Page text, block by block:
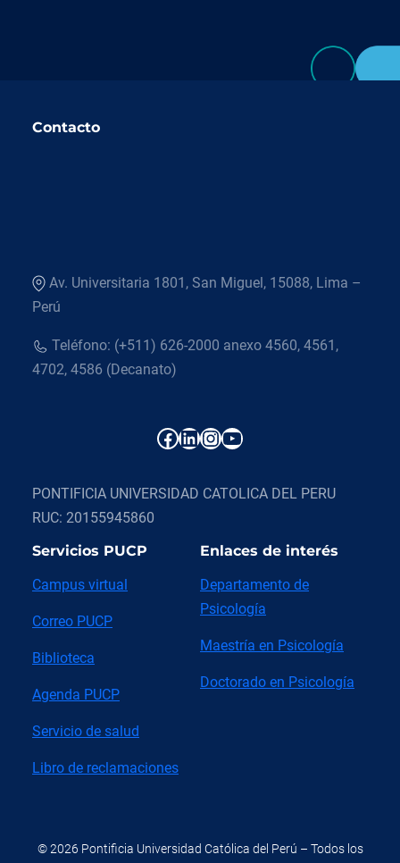
Contacto
Av. Universitaria 1801, San Miguel, 15088, Lima –
Perú
Teléfono: (+511) 626-2000 anexo 4560, 4561,
4702, 4586 (Decanato)
Facebook LinkedIn InstagramYouTube
PONTIFICIA UNIVERSIDAD CATOLICA DEL PERU
RUC: 20155945860
Servicios PUCP
Campus virtual
Correo PUCP
Biblioteca
Agenda PUCP
Servicio de salud
Libro de reclamaciones
Enlaces de interés
Departamento de
Psicología
Maestría en Psicología
Doctorado en Psicología
© 2026 Pontificia Universidad Católica del Perú – Todos los